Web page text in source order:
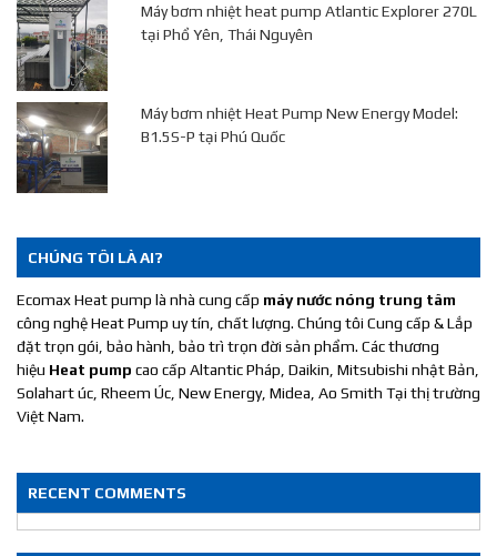
Máy bơm nhiệt heat pump Atlantic Explorer 270L
tại Phổ Yên, Thái Nguyên
Máy bơm nhiệt Heat Pump New Energy Model:
B1.5S-P tại Phú Quốc
CHÚNG TÔI LÀ AI?
Ecomax Heat pump là nhà cung cấp máy nước nóng trung tâm
công nghệ Heat Pump uy tín, chất lượng. Chúng tôi Cung cấp & Lắp
đặt trọn gói, bảo hành, bảo trì trọn đời sản phẩm. Các thương
hiệu Heat pump cao cấp Altantic Pháp, Daikin, Mitsubishi nhật Bản,
Solahart úc, Rheem Úc, New Energy, Midea, Ao Smith Tại thị trường
Việt Nam.
RECENT COMMENTS